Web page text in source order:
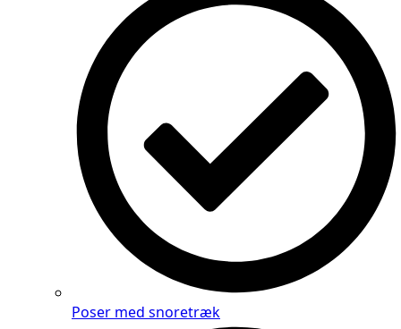
Poser med snoretræk